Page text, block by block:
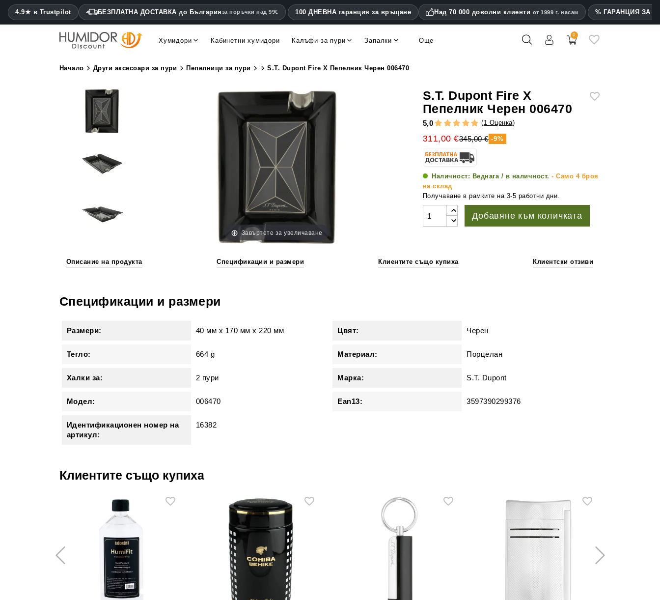
4.9★ в Trustpilot БЕЗПЛАТНА ДОСТАВКА до Българияза поръчки над 99€ 100 ДНЕВНА гаранция за връщане Над 70 000 доволни клиенти от 1999 г. насам % ГАРАНЦИЯ ЗА
0
Хумидори Кабинетни хумидори Калъфи за пури Запалки Още
Начало Други аксесоари за пури Пепелници за пури S.T. Dupont Fire X Пепелник Черен 006470
Завъртете за увеличаване
S.T. Dupont Fire X
Пепелник Черен 006470
5,0 (1 Оценка)
311,00 €345,00 € -9%
Наличност: Веднага / в наличност. - Само 4 броя
на склад
Получаване в рамките на 3-5 работни дни.
Добавяне към количката
Описание на продукта Спецификации и размери Клиентите също купиха Клиентски отзиви
Спецификации и размери
Размери: 40 мм x 170 мм x 220 мм
Тегло: 664 g
Халки за: 2 пури
Модел: 006470
Идентификационен номер на
артикул:
16382
Цвят: Черен
Материал: Порцелан
Марка: S.T. Dupont
Ean13: 3597390299376
Клиентите също купиха